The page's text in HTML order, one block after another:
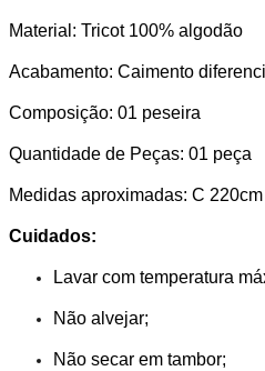
Material: Tricot 100% algodão
Acabamento: Caimento
Composição: 01 peseira
Quantidade de Peças: 01 peça
Medidas aproximadas: C
Cuidados:
Lavar com temperatura
Não alvejar;
Não secar em tambor;